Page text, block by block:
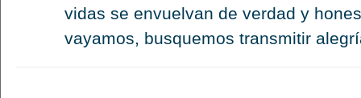
vidas se envuelvan de verdad y
vayamos, busquemos transmitir